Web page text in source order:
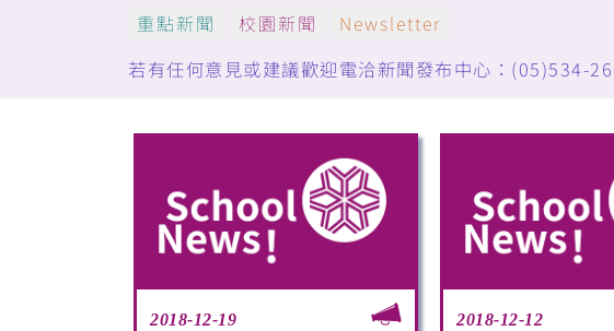
重點新聞 校園新聞
Newsletter
若有任何意見或建議歡迎電洽新聞發布中心：
2018-12-19 2018-12-12